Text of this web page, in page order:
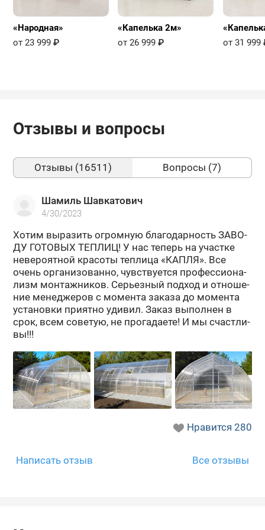
«Народная»
от 23 999 ₽
«Капелька 2м»
от 26 999₽
от 31 999
Отзывы и вопросы
Отзывы (16511) Вопросы (7)
Шамиль Шавкатович
4/30/2023
Хотим вы­ра­зить огром­ную бла­го­дар­ность ЗА­ВО­
ДУ ГО­ТО­ВЫХ ТЕП­ЛИЦ! У нас те­перь на участ­ке
неве­ро­ят­ной кра­со­ты теп­ли­ца «КАПЛЯ». Все
очень ор­га­ни­зо­ван­но, чув­ству­ет­ся про­фес­си­о­на­
лизм мон­таж­ни­ков. Се­рьез­ный под­ход и от­но­ше­
ние ме­не­дже­ров с мо­мен­та за­ка­за до мо­мен­та
уста­нов­ки при­ят­но уди­вил. Заказ вы­пол­нен в
срок, всем со­ве­тую, не про­га­да­е­те! И мы счаст­ли­
вы!!!
Нравится280
Написать отзыв Все отзывы